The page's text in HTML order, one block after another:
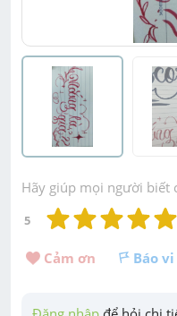
Hãy giúp mọi người biết
5
Cảm ơn Báo